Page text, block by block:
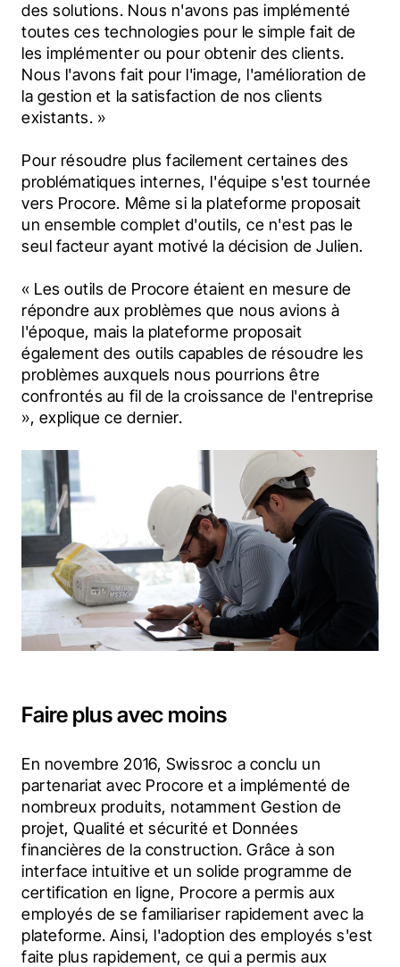
des solutions. Nous n'avons pas implémenté
toutes ces technologies pour le simple fait de
les implémenter ou pour obtenir des clients.
Nous l'avons fait pour l'image, l'amélioration de
la gestion et la satisfaction de nos clients
existants. »
Pour résoudre plus facilement certaines des
problématiques internes, l'équipe s'est tournée
vers Procore. Même si la plateforme proposait
un ensemble complet d'outils, ce n'est pas le
seul facteur ayant motivé la décision de Julien.
« Les outils de Procore étaient en mesure de
répondre aux problèmes que nous avions à
l'époque, mais la plateforme proposait
également des outils capables de résoudre les
problèmes auxquels nous pourrions être
confrontés au fil de la croissance de l'entreprise
», explique ce dernier.
Faire plus avec moins
En novembre 2016, Swissroc a conclu un
partenariat avec Procore et a implémenté de
nombreux produits, notamment Gestion de
projet, Qualité et sécurité et Données
financières de la construction. Grâce à son
interface intuitive et un solide programme de
certification en ligne, Procore a permis aux
employés de se familiariser rapidement avec la
plateforme. Ainsi, l'adoption des employés s'est
faite plus rapidement, ce qui a permis aux